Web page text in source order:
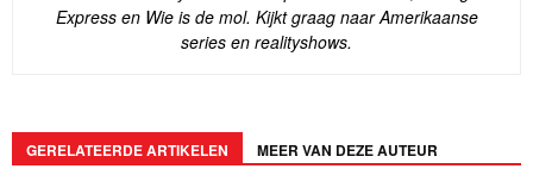
Express en Wie is de mol. Kijkt graag naar Amerikaanse
series en realityshows.
GERELATEERDE ARTIKELEN MEER VAN DEZE AUTEUR